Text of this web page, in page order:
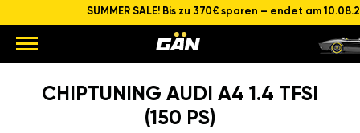
SUMMER SALE! Bis zu 370€ sparen – endet am
CHIPTUNING AUDI A4 1.4 TFSI
(150 PS)